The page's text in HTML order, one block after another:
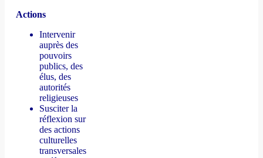
Actions
Intervenir
auprès des
pouvoirs
publics, des
élus, des
autorités
religieuses
Susciter la
réflexion sur
des actions
culturelles
transversales